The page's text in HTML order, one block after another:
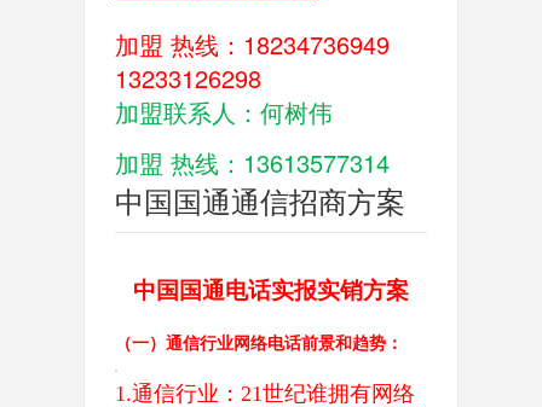
加盟 热线：18234736949
13233126298
加盟联系人：何树伟
加盟 热线：13613577314
中国国通通信招商方案
中国国通电话实报实销方案
（一）通信行业网络电话前景和趋势：
1.通信行业： 21世纪谁拥有网络